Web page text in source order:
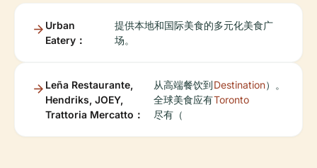
Urban
Eatery：
提供本地和国际美食的多元化美食广
场。
Leña Restaurante,
Hendriks, JOEY,
Trattoria Mercatto：
从高端餐饮到
全球美食应有
尽有（
Destination
Toronto
）。